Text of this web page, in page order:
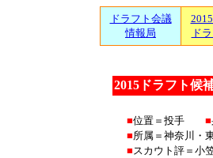
ドラフト会議
情報局
ド
2015ドラフト
■位置＝投手 ■
■所属＝神奈川・
■スカウト評＝小